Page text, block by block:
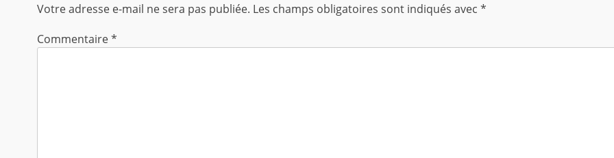
Votre adresse e-mail ne sera pas publiée. Les champs obligatoires sont indiqués avec *
Commentaire*